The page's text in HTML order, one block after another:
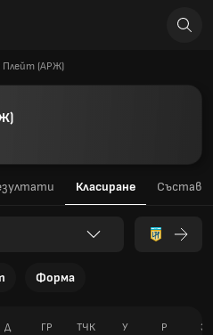
Плейт (АРЖ)
Класиране Състав
Форма
Д ГР TЧК У Р З